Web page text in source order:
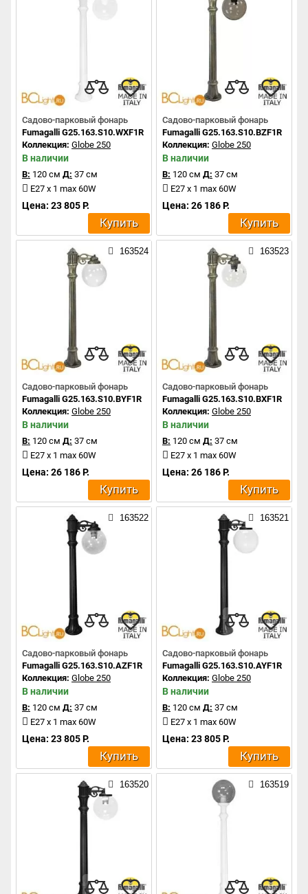
Садово-парковый фонарь
Fumagalli G25.163.S10.WXF1R
Коллекция: Globe 250
В наличии
В: 120 см Д: 37 см
E27 x 1 max 60W
Цена: 23 805 Р.
Купить
Садово-парковый фонарь
Fumagalli G25.163.S10.BZF1R
Коллекция: Globe 250
В наличии
В: 120 см Д: 37 см
E27 x 1 max 60W
Цена: 26 186 Р.
Купить
163524
Садово-парковый фонарь
Fumagalli G25.163.S10.BYF1R
Коллекция: Globe 250
В наличии
В: 120 см Д: 37 см
E27 x 1 max 60W
Цена: 26 186 Р.
Купить
163523
Садово-парковый фонарь
Fumagalli G25.163.S10.BXF1R
Коллекция: Globe 250
В наличии
В: 120 см Д: 37 см
E27 x 1 max 60W
Цена: 26 186 Р.
Купить
163522
Садово-парковый фонарь
Fumagalli G25.163.S10.AZF1R
Коллекция: Globe 250
В наличии
В: 120 см Д: 37 см
E27 x 1 max 60W
Цена: 23 805 Р.
Купить
163521
Садово-парковый фонарь
Fumagalli G25.163.S10.AYF1R
Коллекция: Globe 250
В наличии
В: 120 см Д: 37 см
E27 x 1 max 60W
Цена: 23 805 Р.
Купить
163520 163519